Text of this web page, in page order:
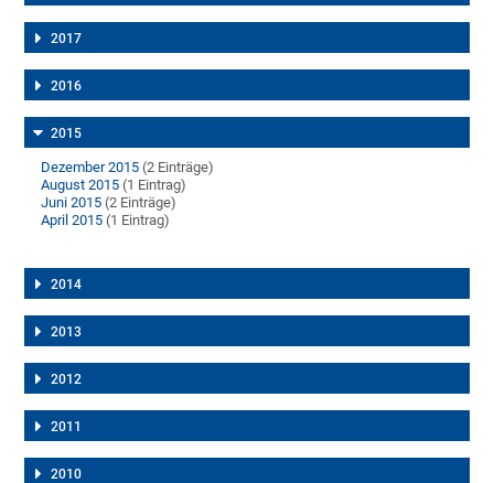
2017
2016
2015
Dezember 2015 (2 Einträge)
August 2015 (1 Eintrag)
Juni 2015 (2 Einträge)
April 2015 (1 Eintrag)
2014
2013
2012
2011
2010